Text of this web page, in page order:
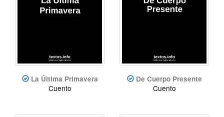
La Última Primavera
Cuento
De Cuerpo Presente
Cuento